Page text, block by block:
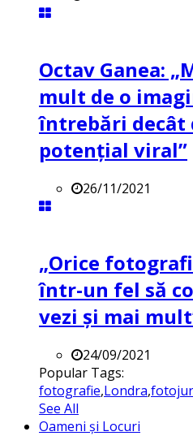
Octav Ganea:
mult de o
întrebări decât
potenţial viral”
26/11/2021
„Orice
într-un fel să
vezi și mai
24/09/2021
Popular Tags:
fotografie,Londra,
See All
Oameni și Locuri